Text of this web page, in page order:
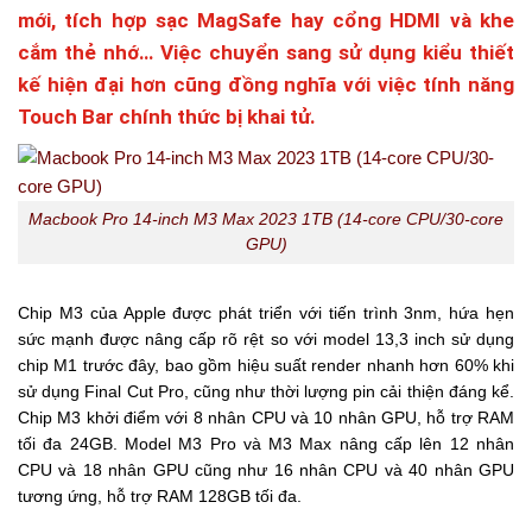
mới, tích hợp sạc MagSafe hay cổng HDMI và khe
cắm thẻ nhớ… Việc chuyển sang sử dụng kiểu thiết
kế hiện đại hơn cũng đồng nghĩa với việc tính năng
Touch Bar chính thức bị khai tử.
Macbook Pro 14-inch M3 Max 2023 1TB (14-core CPU/30-core
GPU)
Chip M3 của Apple được phát triển với tiến trình 3nm, hứa hẹn
sức mạnh được nâng cấp rõ rệt so với model 13,3 inch sử dụng
chip M1 trước đây, bao gồm hiệu suất render nhanh hơn 60% khi
sử dụng Final Cut Pro, cũng như thời lượng pin cải thiện đáng kể.
Chip M3 khởi điểm với 8 nhân CPU và 10 nhân GPU, hỗ trợ RAM
tối đa 24GB. Model M3 Pro và M3 Max nâng cấp lên 12 nhân
CPU và 18 nhân GPU cũng như 16 nhân CPU và 40 nhân GPU
tương ứng, hỗ trợ RAM 128GB tối đa.